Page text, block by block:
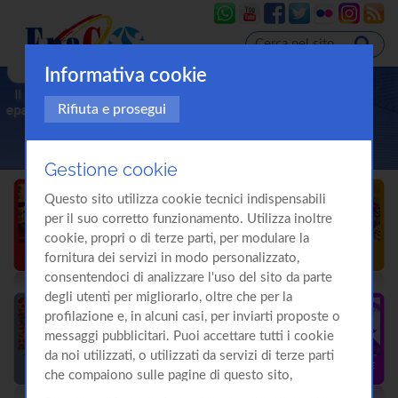
Informativa cookie
Rifiuta e prosegui
Gestione cookie
Questo sito utilizza cookie tecnici indispensabili
per il suo corretto funzionamento. Utilizza inoltre
cookie, propri o di terze parti, per modulare la
fornitura dei servizi in modo personalizzato,
consentendoci di analizzare l'uso del sito da parte
degli utenti per migliorarlo, oltre che per la
profilazione e, in alcuni casi, per inviarti proposte o
messaggi pubblicitari. Puoi accettare tutti i cookie
da noi utilizzati, o utilizzati da servizi di terze parti
che compaiono sulle pagine di questo sito,
premendo il pulsante "Accetta tutti i cookie"